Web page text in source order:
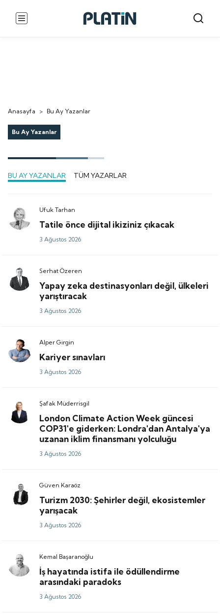
Anasayfa > Bu Ay Yazanlar
Bu Ay Yazanlar
BU AY YAZANLAR TÜM YAZARLAR
Ufuk Tarhan
Tatile önce dijital ikiziniz çıkacak
3 Ağustos 2026
Serhat Özeren
Yapay zeka destinasyonları değil, ülkeleri
yarıştıracak
3 Ağustos 2026
Alper Girgin
Kariyer sınavları
3 Ağustos 2026
Şafak Müderrisgil
London Climate Action Week güncesi
COP31'e giderken: Londra'dan Antalya'ya
uzanan iklim finansmanı yolculuğu
3 Ağustos 2026
Güven Karaöz
Turizm 2030: Şehirler değil, ekosistemler
yarışacak
3 Ağustos 2026
Kemal Başaranoğlu
İş hayatında istifa ile ödüllendirme
arasındaki paradoks
3 Ağustos 2026